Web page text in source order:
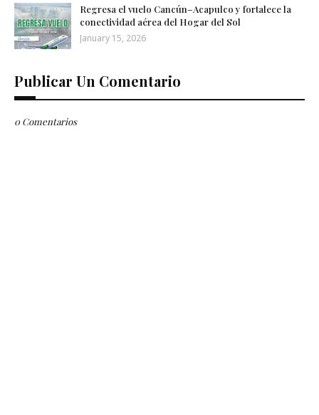
Regresa el vuelo Cancún–Acapulco y fortalece la
conectividad aérea del Hogar del Sol
January 15, 2026
Publicar Un Comentario
0 Comentarios